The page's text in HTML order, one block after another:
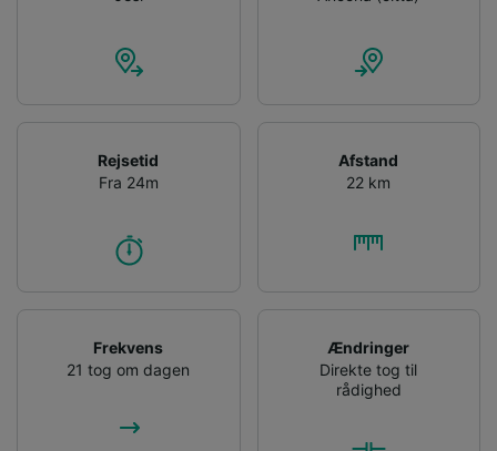
Rejsetid
Fra 24m
Afstand
22 km
Frekvens
21 tog om dagen
Ændringer
Direkte tog til
rådighed